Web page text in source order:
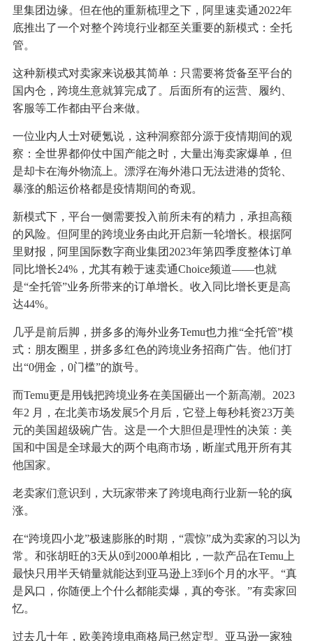
里集团边缘。但在他的重新梳理之下，阿里速卖通2022年
底推出了一个对整个跨境行业都至关重要的新模式：全托
管。
这种新模式对卖家来说极其简单：只需要将货备至平台的
国内仓，跨境生意就算完成了。后面所有的运营、履约、
客服等工作都由平台来做。
一位业内人士对硬氪说，这种洞察部分源于疫情期间的观
察：全世界都仰仗中国产能之时，大量出海卖家爆单，但
是却卡在海外物流上。漂浮在海外港口无法进港的货轮、
暴涨的船运价格都是疫情期间的奇观。
新模式下，平台一侧需要投入前所未有的精力，承担高额
的风险。但阿里的跨境业务由此开启新一轮增长。根据阿
里财报，阿里国际数字商业集团2023年第四季度整体订单
同比增长24%，尤其有赖于速卖通Choice频道——也就
是“全托管”业务所带来的订单增长。收入同比增长更是高
达44%。
几乎是前后脚，拼多多的海外业务Temu也力推“全托管”模
式：朋友圈里，拼多多红色的跨境业务招商广告。他们打
出“0佣金，0门槛”的旗号。
而Temu更是用钱把跨境业务在美国砸出一个新高潮。2023
年2 月，在北美市场发展5个月后，它登上每秒耗资23万美
元的美国超级碗广告。这是一个大胆但是理性的决策：美
国和中国是全球最大的两个电商市场，断崖式甩开所有其
他国家。
老卖家们意识到，大玩家带来了跨境电商行业新一轮的疯
涨。
在“跨境四小龙”极速膨胀的时期，“震惊”成为卖家的习以为
常。和张胡旺的3天从0到2000单相比，一款产品在Temu上
最快只用半天销量就能达到亚马逊上3到6个月的水平。“真
是风口，你随便上个什么都能卖爆，真的夸张。”有卖家回
忆。
过去几十年，欧美跨境电商格局已然定型。亚马逊一家独